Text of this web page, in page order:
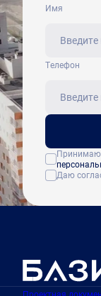
Имя
Tелефон
Принимаю
Даю